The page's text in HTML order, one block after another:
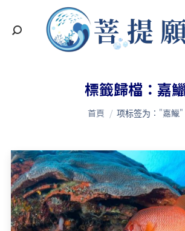
搜
標籤歸檔： 嘉
您在這裡：
首頁 项标签为："嘉鱲"